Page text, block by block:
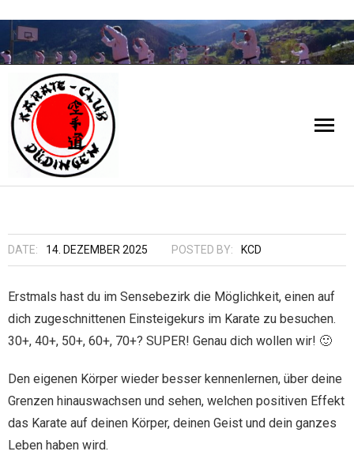
Über Uns
- Leitbild / Statuten/Reglement
- Trainingszeiten/Standorte
- Trainingsleiter
Einsteigekurs
Karate-Do
Kalender
DATE: 14. DEZEMBER 2025 POSTED BY: KCD
Erstmals hast du im Sensebezirk die Möglichkeit, einen auf
dich zugeschnittenen Einsteigekurs im Karate zu besuchen.
30+, 40+, 50+, 60+, 70+? SUPER! Genau dich wollen wir! 🙂
Den eigenen Körper wieder besser kennenlernen, über deine
Grenzen hinauswachsen und sehen, welchen positiven Effekt
das Karate auf deinen Körper, deinen Geist und dein ganzes
Leben haben wird.